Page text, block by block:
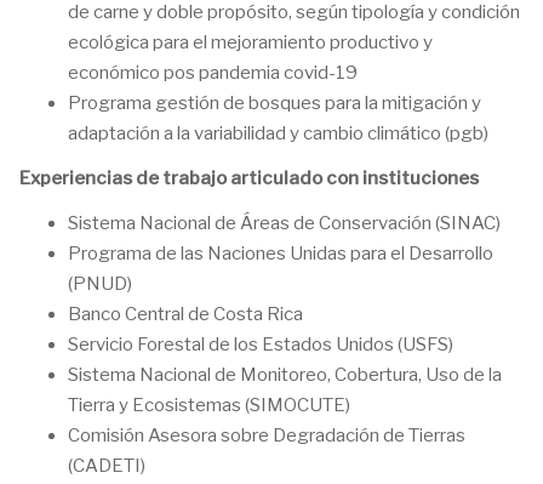
de carne y doble propósito, según tipología y condición
ecológica para el mejoramiento productivo y
económico pos pandemia covid-19
Programa gestión de bosques para la mitigación y
adaptación a la variabilidad y cambio climático (pgb)
Experiencias de trabajo articulado con instituciones
Sistema Nacional de Áreas de Conservación (SINAC)
Programa de las Naciones Unidas para el Desarrollo
(PNUD)
Banco Central de Costa Rica
Servicio Forestal de los Estados Unidos (USFS)
Sistema Nacional de Monitoreo, Cobertura, Uso de la
Tierra y Ecosistemas (SIMOCUTE)
Comisión Asesora sobre Degradación de Tierras
(CADETI)